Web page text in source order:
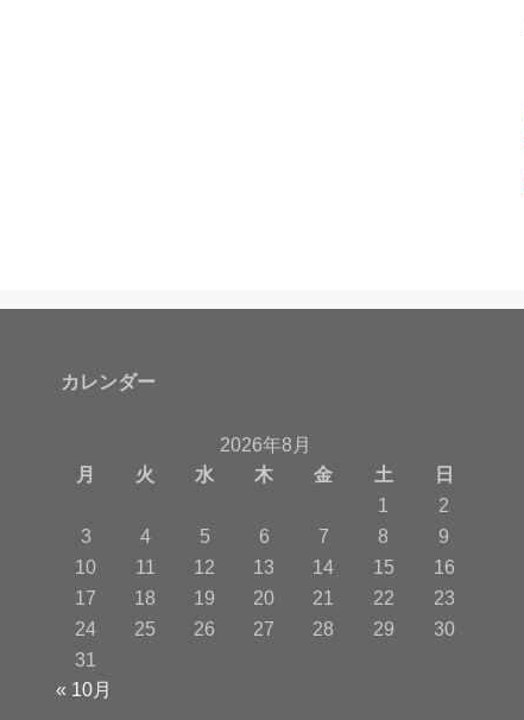
カレンダー
2026年8月
月
火 水 木 金 土
日
1
2
3
4 5 6 7 8
9
10
11 12 13 14 15
16
17
18 19 20 21 22
23
24
25 26 27 28 29
30
31
« 10月